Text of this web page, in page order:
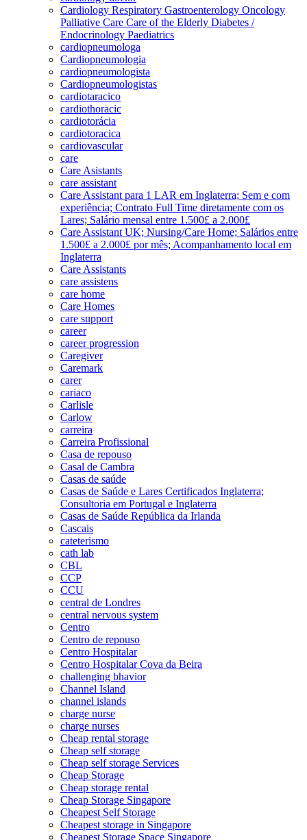
Cardiology Respiratory Gastroenterology Oncology
Palliative Care Care of the Elderly Diabetes /
Endocrinology Paediatrics
cardiopneumologa
Cardiopneumologia
cardiopneumologista
Cardiopneumologistas
cardiotaracico
cardiothoracic
cardiotorácia
cardiotoracica
cardiovascular
care
Care Asistants
care assistant
Care Assistant para 1 LAR em Inglaterra; Sem e com
experiência; Contrato Full Time diretamente com os
Lares; Salário mensal entre 1.500£ a 2.000£
Care Assistant UK; Nursing/Care Home; Salários entre
1.500£ a 2.000£ por mês; Acompanhamento local em
Inglaterra
Care Assistants
care assistens
care home
Care Homes
care support
career
career progression
Caregiver
Caremark
carer
cariaco
Carlisle
Carlow
carreira
Carreira Profissional
Casa de repouso
Casal de Cambra
Casas de saúde
Casas de Saúde e Lares Certificados Inglaterra;
Consultoria em Portugal e Inglaterra
Casas de Saúde República da Irlanda
Cascais
cateterismo
cath lab
CBL
CCP
CCU
central de Londres
central nervous system
Centro
Centro de repouso
Centro Hospitalar
Centro Hospitalar Cova da Beira
challenging bhavior
Channel Island
channel islands
charge nurse
charge nurses
Cheap rental storage
Cheap self storage
Cheap self storage Services
Cheap Storage
Cheap storage rental
Cheap Storage Singapore
Cheapest Self Storage
Cheapest storage in Singapore
Cheapest Storage Space Singapore